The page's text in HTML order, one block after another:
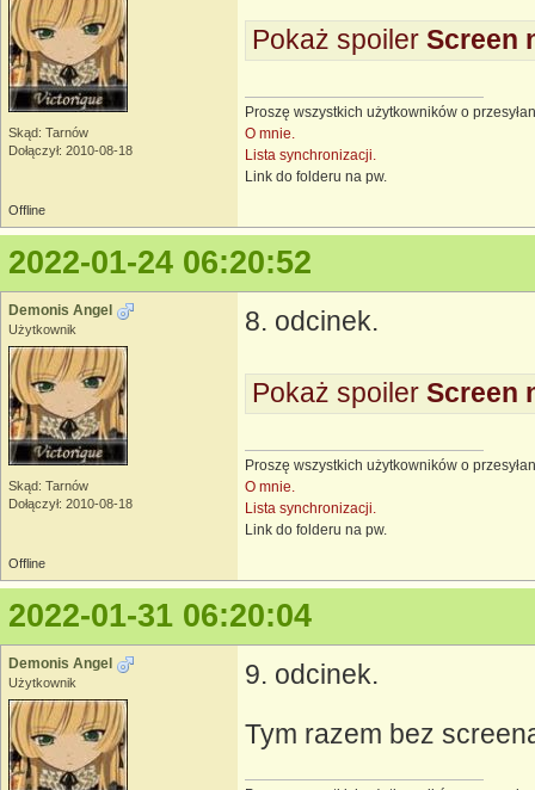
Skąd: Tarnów
Dołączył: 2010-08-18
Pokaż spoiler Screen
Proszę wszystkich użytkowników o
O mnie.
Lista synchronizacji.
Link do folderu na pw.
Offline
2022-01-24 06:20:52
Demonis Angel
Użytkownik
Skąd: Tarnów
Dołączył: 2010-08-18
8. odcinek.
Pokaż spoiler Screen
Proszę wszystkich użytkowników o
O mnie.
Lista synchronizacji.
Link do folderu na pw.
Offline
2022-01-31 06:20:04
Demonis Angel
Użytkownik
9. odcinek.
Tym razem bez